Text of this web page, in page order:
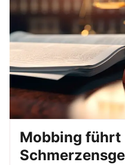
Mobbing führt